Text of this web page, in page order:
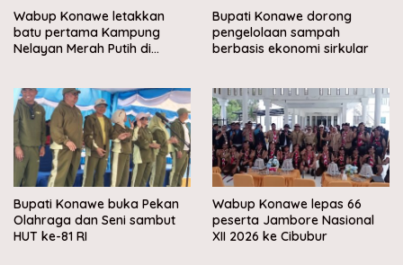
Wabup Konawe letakkan
batu pertama Kampung
Nelayan Merah Putih di
Bupati Konawe dorong
pengelolaan sampah
berbasis ekonomi sirkular
Bupati Konawe buka Pekan
Olahraga dan Seni sambut
HUT ke-81 RI
Wabup Konawe lepas 66
peserta Jambore Nasional
XII 2026 ke Cibubur